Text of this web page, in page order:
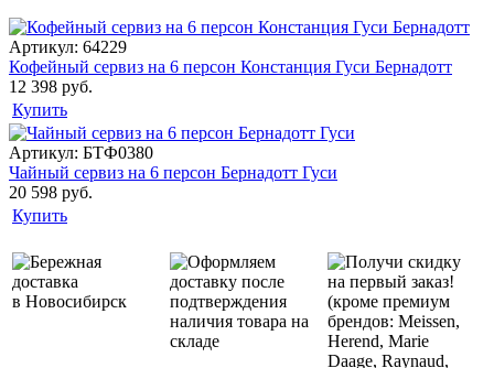
Артикул: 64229
Кофейный сервиз на 6 персон Констанция Гуси Бернадотт
12 398 руб.
Купить
Артикул: БТФ0380
Чайный сервиз на 6 персон Бернадотт Гуси
20 598 руб.
Купить
Бережная
доставка
в Новосибирск
Оформляем
доставку после
подтверждения
наличия товара на
складе
Получи скидку
на первый заказ!
(кроме премиум
брендов: Meissen,
Herend, Marie
Daage, Raynaud,